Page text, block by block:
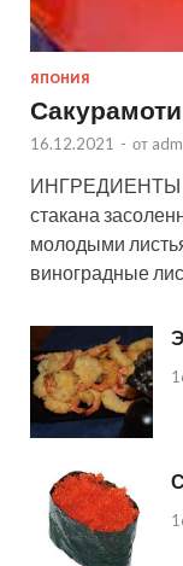
ЯПОНИЯ
Сакурамоти
16.12.2021 - от
ИНГРЕДИЕНТЫ
стакана
молодыми
виноградные